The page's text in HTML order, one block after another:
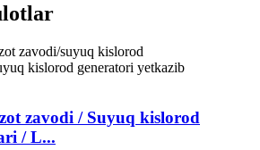
zavodi / Suyuq kislorod
/ L...